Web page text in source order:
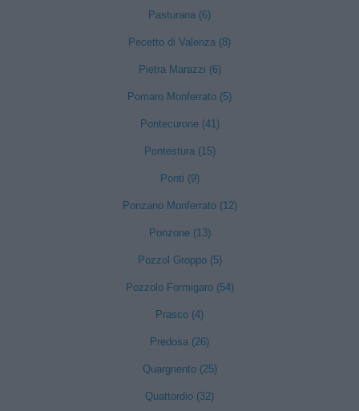
Pasturana (6)
Pecetto di Valenza (8)
Pietra Marazzi (6)
Pomaro Monferrato (5)
Pontecurone (41)
Pontestura (15)
Ponti (9)
Ponzano Monferrato (12)
Ponzone (13)
Pozzol Groppo (5)
Pozzolo Formigaro (54)
Prasco (4)
Predosa (26)
Quargnento (25)
Quattordio (32)